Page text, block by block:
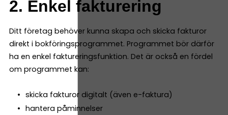
2. Enkel fakturering
Ditt företag behöver kunna skapa och skicka fakturor
direkt i bokföringsprogrammet. Programmet bör därför
ha en enkel faktureringsfunktion. Det är också en fördel
om programmet kan:
skicka fakturor digitalt (även e-faktura)
hantera påminnelser